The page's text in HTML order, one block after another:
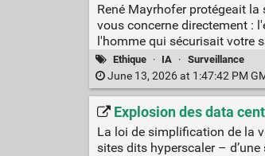
René Mayrhofer protégeait
vous concerne directement :
l'homme qui sécurisait votre
Ethique · IA · Surveillance
June 13, 2026 at 1:47:42 PM
Explosion des data
La loi de simplification de la
sites dits hyperscaler –